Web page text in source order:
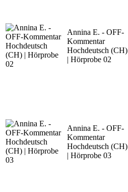
Annina E. - OFF-
Kommentar
Hochdeutsch (CH)
| Hörprobe 02
Annina E. - OFF-
Kommentar
Hochdeutsch (CH)
| Hörprobe 03